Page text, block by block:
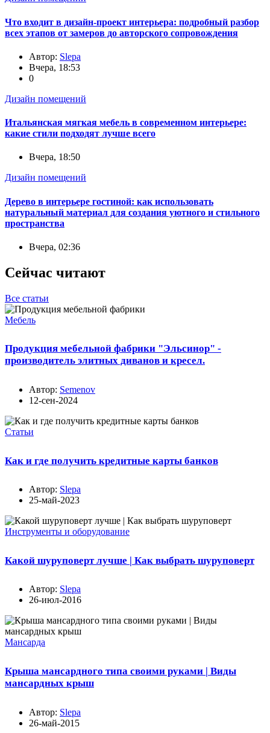
Что входит в дизайн-проект интерьера: подробный разбор
всех этапов от замеров до авторского сопровождения
Автор: Slepa
Вчера, 18:53
0
Дизайн помещений
Итальянская мягкая мебель в современном интерьере:
какие стили подходят лучше всего
Вчера, 18:50
Дизайн помещений
Дерево в интерьере гостиной: как использовать
натуральный материал для создания уютного и стильного
пространства
Вчера, 02:36
Сейчас читают
Все статьи
Мебель
Продукция мебельной фабрики "Эльсинор" -
производитель элитных диванов и кресел.
Автор: Semenov
12-сен-2024
Статьи
Как и где получить кредитные карты банков
Автор: Slepa
25-май-2023
Инструменты и оборудование
Какой шуруповерт лучше | Как выбрать шуруповерт
Автор: Slepa
26-июл-2016
Мансарда
Крыша мансардного типа своими руками | Виды
мансардных крыш
Автор: Slepa
26-май-2015